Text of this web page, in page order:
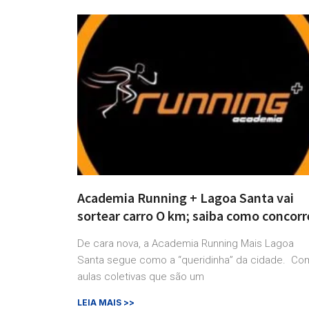
Academia Running + Lagoa Santa vai
sortear carro O km; saiba como
De cara nova, a Academia Running Mais Lagoa
Santa segue como a “queridinha” da cidade.
aulas coletivas que são um
LEIA MAIS >>